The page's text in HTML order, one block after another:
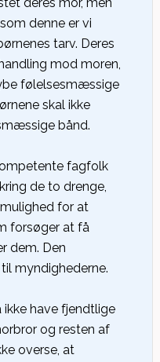
denne er vi
tarv. Deres
mod moren,
følelsesmæssige
skal ikke
bånd.
fagfolk
de to drenge,
for at
forsøger at få
dem. Den
myndighederne.
ikke have fjendtlige
og resten af
overse, at